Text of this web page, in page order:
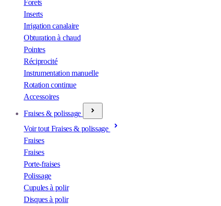
Forets
Inserts
Irrigation canalaire
Obturation à chaud
Pointes
Réciprocité
Instrumentation manuelle
Rotation continue
Accessoires
Fraises & polissage
Voir tout Fraises & polissage
Fraises
Fraises
Porte-fraises
Polissage
Cupules à polir
Disques à polir